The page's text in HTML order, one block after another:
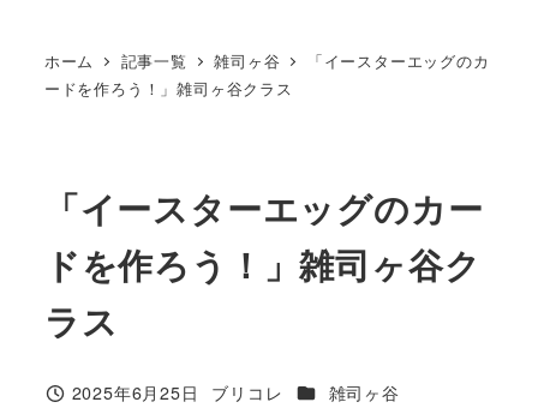
ホーム 記事一覧 雑司ヶ谷
「イースターエッグのカ
ードを作ろう！」雑司ヶ谷クラス
「イースターエッグのカー
ドを作ろう！」雑司ヶ谷ク
ラス
2025年6月25日 ブリコレ カテゴリー
雑司ヶ谷